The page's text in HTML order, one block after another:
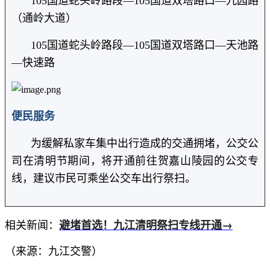
（通岭大道）
105国道蛇头岭路段—105国道双塔路口—天池路
—快速路
便民服务
为缓解私家车集中出行造成的交通拥堵，公交公
司在清明节期间，将开通前往贺嘉山陵园的公交专
线，建议市民可乘坐公交车出行祭扫。
相关新闻： 避堵首选！九江清明祭扫专线开通→
（来源：九江交警）